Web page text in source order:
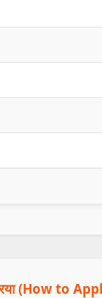
(How to